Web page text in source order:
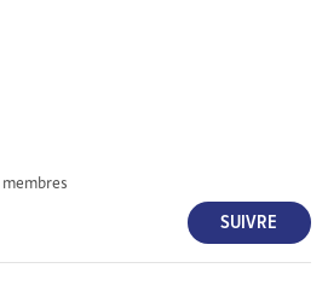
membres
SUIVRE